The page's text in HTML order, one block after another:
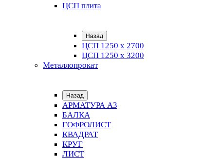
ЦСП плита
Назад
ЦСП 1250 х 2700
ЦСП 1250 х 3200
Металлопрокат
Назад
АРМАТУРА А3
БАЛКА
ГОФРОЛИСТ
КВАДРАТ
КРУГ
ЛИСТ